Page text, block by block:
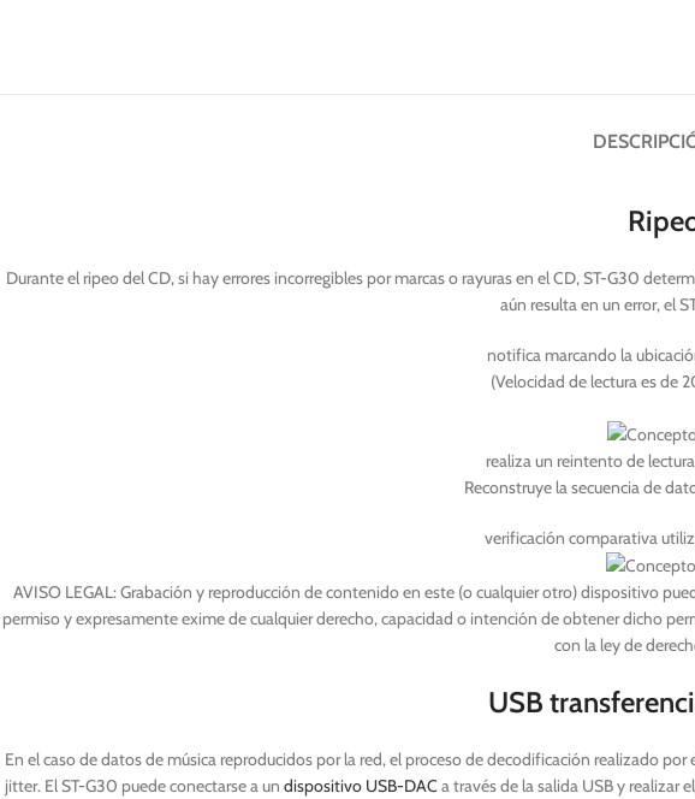
Durante el ripeo del CD, si hay errores incorregibles por marcas o rayuras en el CD, ST-G30
aún resulta en un error, el
notifica marcando la
(Velocidad de lectura es de
realiza un reintento de
Reconstruye la secuencia de
verificación comparativa
AVISO LEGAL: Grabación y reproducción de contenido en este (o cualquier otro) dispositivo
permiso y expresamente exime de cualquier derecho, capacidad o intención de obtener dicho
con la ley de
USB
En el caso de datos de música reproducidos por la red, el proceso de decodificación realizado
jitter. El ST-G30 puede conectarse a un dispositivo USB-DAC a través de la salida USB y realizar